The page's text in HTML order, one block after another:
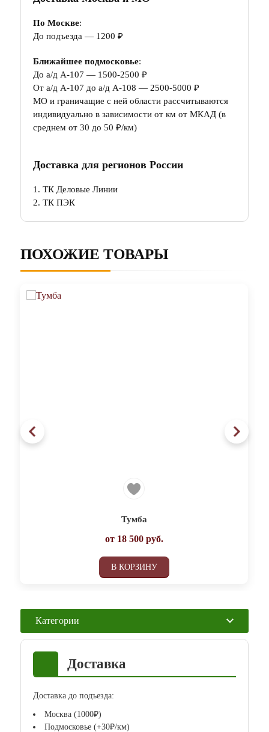
Категории
Доставка
Доставка до подъезда:
Москва (1000₽)
Подмосковье (+30₽/км)
По Москве:
До подъезда — 1200 ₽
Ближайшее подмосковье:
До а/д А-107 — 1500-2500 ₽
От а/д А-107 до а/д А-108 — 2500-5000 ₽
МО и граничащие с ней области рассчитываются
индивидуально в зависимости от км от МКАД (в
среднем от 30 до 50 ₽/км)
Доставка для регионов России
1. ТК Деловые Линии
2. ТК ПЭК
ПОХОЖИЕ ТОВАРЫ
Тумба
от 18 500руб.
В КОРЗИНУ